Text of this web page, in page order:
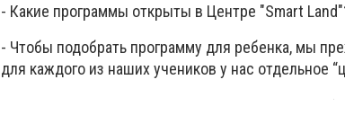
- Какие программы открыты в Центре "Smart
- Чтобы подобрать программу для ребенка, мы
для каждого из наших учеников у нас отдельное